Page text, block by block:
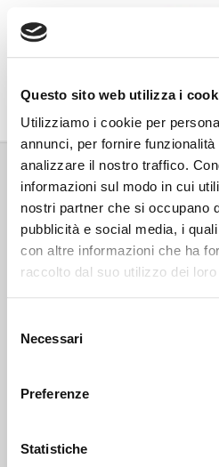
Questo sito web utilizza i
Utilizziamo i cookie per
annunci, per fornire
analizzare il nostro traffico.
informazioni sul modo in cui
nostri partner che si occupano
pubblicità e social media, i
con altre informazioni che ha
raccolto dal suo utilizzo dei
delNecessari
Preferenze
Statistiche
Associazione Go Wine
Via Vida, 6
12051 Alba (Cn)
tel. +39 0173 364631
Codice SDI: USAL8PV
PEC gowine@legalmail.it
info@gowinet.it